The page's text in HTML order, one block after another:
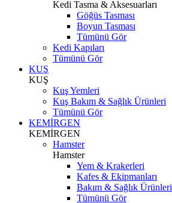
Kedi Tasma & Aksesuarları
Göğüs Tasması
Boyun Tasması
Tümünü Gör
Kedi Kapıları
Tümünü Gör
KUŞ
KUŞ
Kuş Yemleri
Kuş Bakım & Sağlık Ürünleri
Tümünü Gör
KEMİRGEN
KEMİRGEN
Hamster
Hamster
Yem & Krakerleri
Kafes & Ekipmanları
Bakım & Sağlık Ürünleri
Tümünü Gör